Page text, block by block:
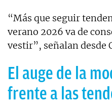
“Más que seguir
verano 2026 va de
vestir”, señalan desde
El auge de la
frente a las